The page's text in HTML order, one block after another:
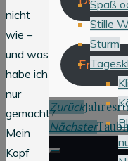
Spaß
Stille
Sturm
nicht
wie –
und was
habe ich
nur
gemacht?
Mein
Kopf
Zurück
Nächster